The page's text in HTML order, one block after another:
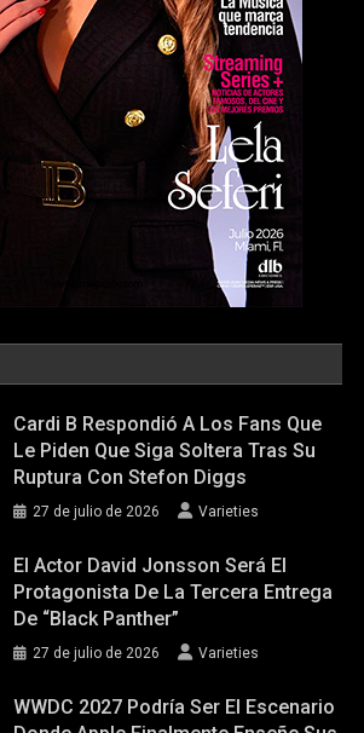
Cardi B Respondió A Los Fans Que
Le Piden Que Siga Soltera Tras Su
Ruptura Con Stefon Diggs
27 de julio de 2026 Varieties
El Actor David Jonsson Será El
Protagonista De La Tercera Entrega
De “Black Panther”
27 de julio de 2026 Varieties
WWDC 2027 Podría Ser El Escenario